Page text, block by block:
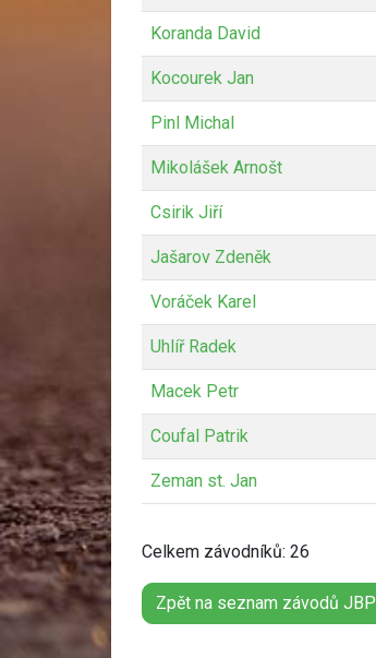
Koranda David
Kocourek Jan
Pinl Michal
Mikolášek Arnošt
Csirik Jiří
Jašarov Zdeněk
Voráček Karel
Uhlíř Radek
Macek Petr
Coufal Patrik
Zeman st. Jan
Celkem závodníků: 26
Zpět na seznam závodů JBP